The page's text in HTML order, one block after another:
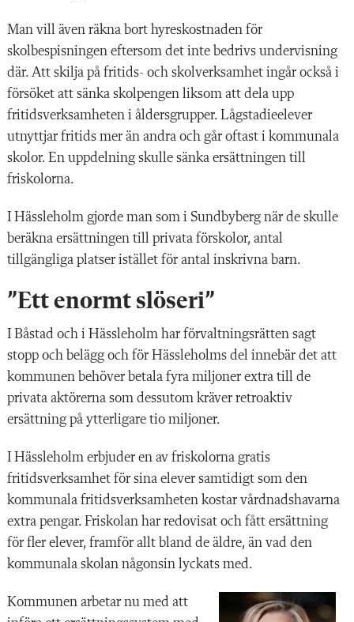
Man vill även räkna bort hyreskostnaden för
skolbespisningen eftersom det inte bedrivs undervisning
där. Att skilja på fritids- och skolverksamhet ingår också i
försöket att sänka skolpengen liksom att dela upp
fritidsverksamheten i åldersgrupper. Lågstadieelever
utnyttjar fritids mer än andra och går oftast i kommunala
skolor. En uppdelning skulle sänka ersättningen till
friskolorna.
I Hässleholm gjorde man som i Sundbyberg när de skulle
beräkna ersättningen till privata förskolor, antal
tillgängliga platser istället för antal inskrivna barn.
”Ett enormt slöseri”
I Båstad och i Hässleholm har förvaltningsrätten sagt
stopp och belägg och för Hässleholms del innebär det att
kommunen behöver betala fyra miljoner extra till de
privata aktörerna som dessutom kräver retroaktiv
ersättning på ytterligare tio miljoner.
I Hässleholm erbjuder en av friskolorna gratis
fritidsverksamhet för sina elever samtidigt som den
kommunala fritidsverksamheten kostar vårdnadshavarna
extra pengar. Friskolan har redovisat och fått ersättning
för fler elever, framför allt bland de äldre, än vad den
kommunala skolan någonsin lyckats med.
Kommunen arbetar nu med att